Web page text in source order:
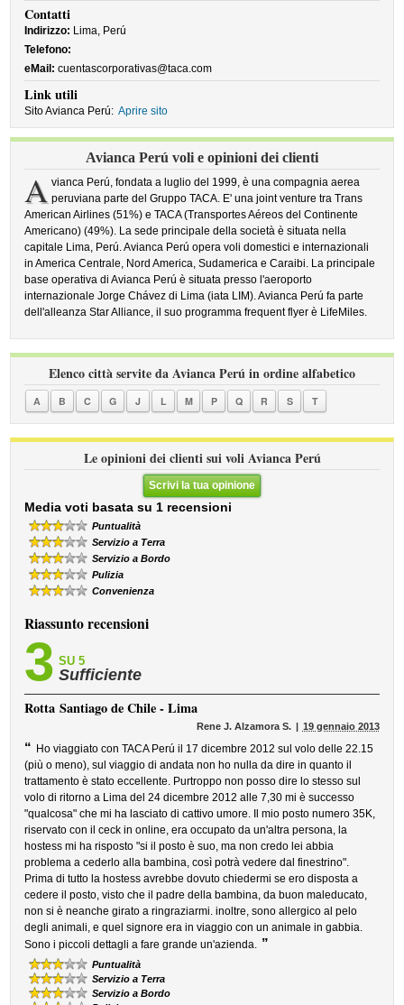
Contatti
Indirizzo: Lima, Perú
Telefono:
eMail: cuentascorporativas@taca.com
Link utili
Sito Avianca Perú: Aprire sito
Avianca Perú voli e opinioni dei clienti
A vianca Perú, fondata a luglio del 1999, è una compagnia aerea
peruviana parte del Gruppo TACA. E' una joint venture tra Trans
American Airlines (51%) e TACA (Transportes Aéreos del Continente
Americano) (49%). La sede principale della società è situata nella
capitale Lima, Perú. Avianca Perú opera voli domestici e internazionali
in America Centrale, Nord America, Sudamerica e Caraibi. La principale
base operativa di Avianca Perú è situata presso l'aeroporto
internazionale Jorge Chávez di Lima (iata LIM). Avianca Perú fa parte
dell'alleanza Star Alliance, il suo programma frequent flyer è LifeMiles.
Elenco città servite da Avianca Perú in ordine alfabetico
A B C G J L M P Q R S T
Le opinioni dei clienti sui voli Avianca Perú
Scrivi la tua opinione
Media voti basata su 1 recensioni
Puntualità
Servizio a Terra
Servizio a Bordo
Pulizia
Convenienza
Riassunto recensioni
3 SU 5
Sufficiente
RottaSantiago de Chile - Lima
Rene J. Alzamora S. 19 gennaio 2013
“ Ho viaggiato con TACA Perú il 17 dicembre 2012 sul volo delle 22.15
(più o meno), sul viaggio di andata non ho nulla da dire in quanto il
trattamento è stato eccellente. Purtroppo non posso dire lo stesso sul
volo di ritorno a Lima del 24 dicembre 2012 alle 7,30 mi è successo
"qualcosa" che mi ha lasciato di cattivo umore. Il mio posto numero 35K,
riservato con il ceck in online, era occupato da un'altra persona, la
hostess mi ha risposto "si il posto è suo, ma non credo lei abbia
problema a cederlo alla bambina, così potrà vedere dal finestrino".
Prima di tutto la hostess avrebbe dovuto chiedermi se ero disposta a
cedere il posto, visto che il padre della bambina, da buon maleducato,
non si è neanche girato a ringraziarmi. inoltre, sono allergico al pelo
degli animali, e quel signore era in viaggio con un animale in gabbia.
Sono i piccoli dettagli a fare grande un'azienda. ”
Puntualità
Servizio a Terra
Servizio a Bordo